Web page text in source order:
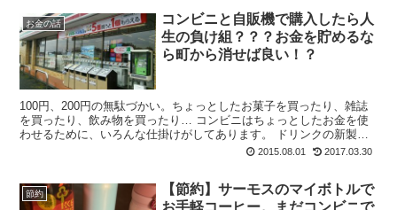
お金の話
コンビニと自販機で購入したら人
生の負け組？？？お金を貯めるな
ら町から消せば良い！？
100円、200円の無駄づかい。ちょっとしたお菓子を買ったり、雑誌
を買ったり、飲み物を買ったり… コンビニはちょっとしたお金を使
わせるために、いろんな仕掛けがしてあります。 ドリンクの新製品
2015.08.01 2017.03.30
節約
【節約】サーモスのマイボトルで